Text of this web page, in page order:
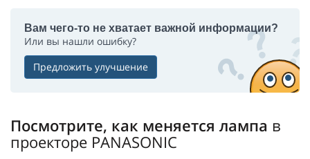
Вам чего-то не хватает важной информации?
Или вы нашли ошибку?
Предложить улучшение
Посмотрите, как меняется лампа в
проекторе PANASONIC